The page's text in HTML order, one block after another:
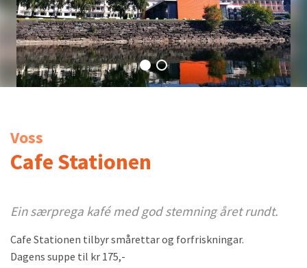
Voss
Cafe Stationen
Ein særprega kafé med god stemning året rundt.
Cafe Stationen tilbyr smårettar og forfriskningar.
Dagens suppe til kr 175,-